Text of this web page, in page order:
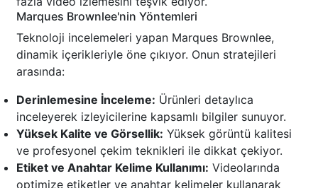
Marques Brownlee'nin Yöntemleri
Teknoloji incelemeleri yapan Marques Brownlee,
dinamik içerikleriyle öne çıkıyor. Onun stratejileri
arasında:
Derinlemesine İnceleme: Ürünleri detaylıca
inceleyerek izleyicilerine kapsamlı bilgiler sunuyor.
Yüksek Kalite ve Görsellik: Yüksek görüntü kalitesi
ve profesyonel çekim teknikleri ile dikkat çekiyor.
Etiket ve Anahtar Kelime Kullanımı: Videolarında
optimize etiketler ve anahtar kelimeler kullanarak